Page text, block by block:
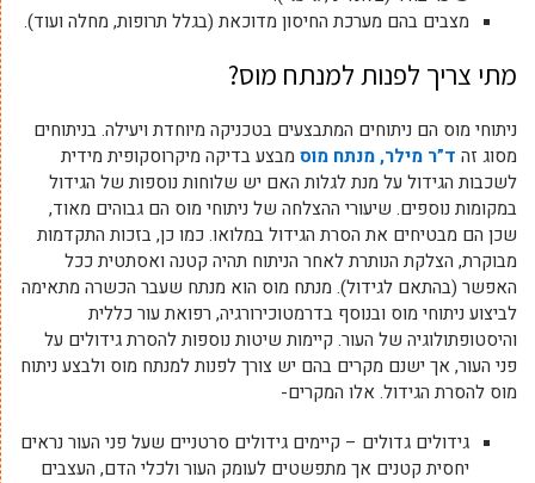
מצבים בהם מערכת החיסון מדוכאת (בגלל תרופות, מחלה ועוד).
מתי צריך לפנות למנתח מוס?
ניתוחי מוס הם ניתוחים המתבצעים בטכניקה מיוחדת ויעילה. בניתוחים
מסוג זה ד”ר מילר, מנתח מוס מבצע בדיקה מיקרוסקופית מידית
לשכבות הגידול על מנת לגלות האם יש שלוחות נוספות של הגידול
במקומות נוספים. שיעורי ההצלחה של ניתוחי מוס הם גבוהים מאוד,
שכן הם מבטיחים את הסרת הגידול במלואו. כמו כן, בזכות התקדמות
מבוקרת, הצלקת הנותרת לאחר הניתוח תהיה קטנה ואסתטית ככל
האפשר (בהתאם לגידול). מנתח מוס הוא מנתח שעבר הכשרה מתאימה
לביצוע ניתוחי מוס ובנוסף בדרמטוכירורגיה, רפואת עור כללית
והיסטופתולוגיה של העור. קיימות שיטות נוספות להסרת גידולים על
פני העור, אך ישנם מקרים בהם יש צורך לפנות למנתח מוס ולבצע ניתוח
מוס להסרת הגידול. אלו המקרים-
גידולים גדולים – קיימים גידולים סרטניים שעל פני העור נראים
יחסית קטנים אך מתפשטים לעומק העור ולכלי הדם, העצבים